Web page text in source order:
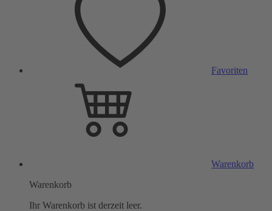
Favoriten
Warenkorb
Warenkorb
Ihr Warenkorb ist derzeit leer.